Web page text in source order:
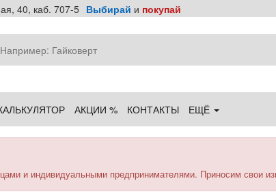
40, каб. 707-5 Выбирай и покупай
АКЦИИ % КОНТАКТЫ ЕЩЁ
и индивидуальными предпринимателями. Приносим свои